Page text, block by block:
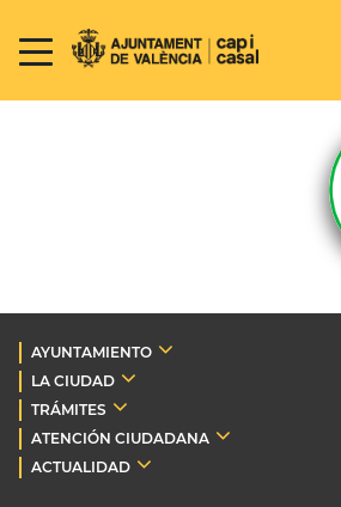
AYUNTAMIENTO
LA CIUDAD
TRÁMITES
ATENCIÓN CIUDADANA
ACTUALIDAD